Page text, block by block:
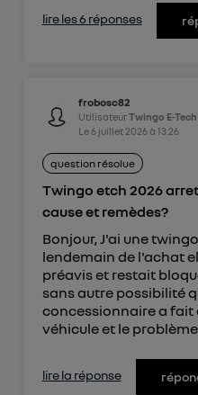
lire les 6 réponses
frobosc82
UtilisateurTwingo E-
Le6 juillet 2026à 13:26
question résolue
Twingo etch 2026
cause et remèdes?
Bonjour, J'ai une
lendemain de l'achat
préavis et restait
sans autre possibilité
concessionnaire a fait
véhicule et le problème
lire la réponse